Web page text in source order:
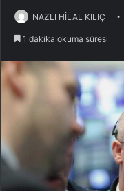
NAZLI HİLAL KILIÇ
1 dakika okuma süresi